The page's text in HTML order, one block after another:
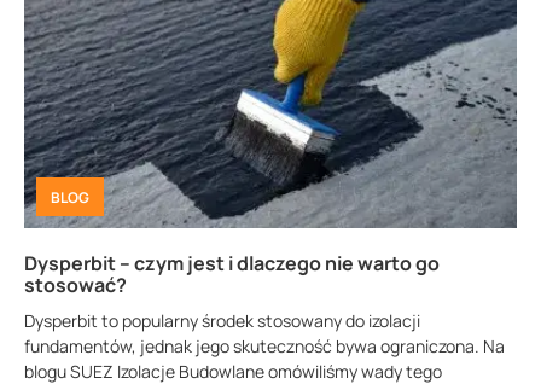
BLOG
Dysperbit – czym jest i dlaczego nie warto go
stosować?
Dysperbit to popularny środek stosowany do izolacji
fundamentów, jednak jego skuteczność bywa ograniczona. Na
blogu SUEZ Izolacje Budowlane omówiliśmy wady tego